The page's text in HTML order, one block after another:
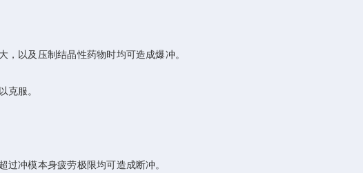
以及压制结晶性药物时均可造成爆冲。
克服。
冲模本身疲劳极限均可造成断冲。